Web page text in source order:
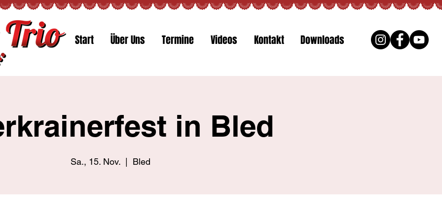
Start Über Uns Termine Videos Kontakt Downloads
in Bled
Sa., 15. Nov. Bled